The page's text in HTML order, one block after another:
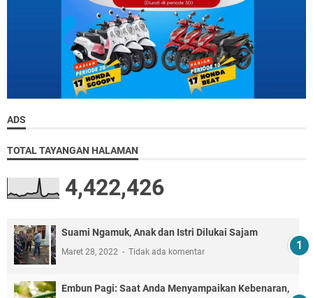
ADS
TOTAL TAYANGAN HALAMAN
4,422,426
Suami Ngamuk, Anak dan Istri Dilukai Sajam
Maret 28, 2022 Tidak ada komentar
Embun Pagi: Saat Anda Menyampaikan Kebenaran,